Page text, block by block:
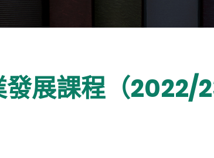
展課程（2022/